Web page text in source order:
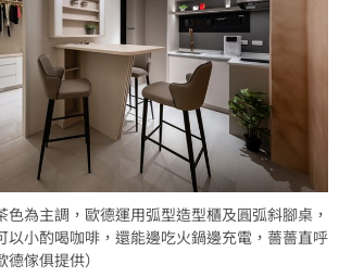
色為主調，歐德運用弧型造型櫃及圓弧斜腳桌，
以小酌喝咖啡，還能邊吃火鍋邊充電，薔薔直呼
傢俱提供）